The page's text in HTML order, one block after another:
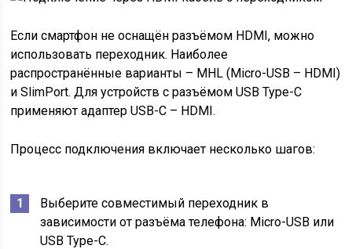
Если смартфон не оснащён разъёмом HDMI, можно
использовать переходник. Наиболее
распространённые варианты – MHL (Micro-USB – HDMI)
и SlimPort. Для устройств с разъёмом USB Type-C
применяют адаптер USB-C – HDMI.
Процесс подключения включает несколько шагов:
Выберите совместимый переходник в
зависимости от разъёма телефона: Micro-USB или
USB Type-C.